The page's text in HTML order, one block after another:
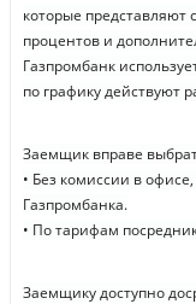
которые представляют
процентов и
Газпромбанк
по графику действуют
Заемщик вправе
• Без комиссии в
Газпромбанка.
• По тарифам
Заемщику доступно